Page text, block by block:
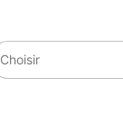
Choisir